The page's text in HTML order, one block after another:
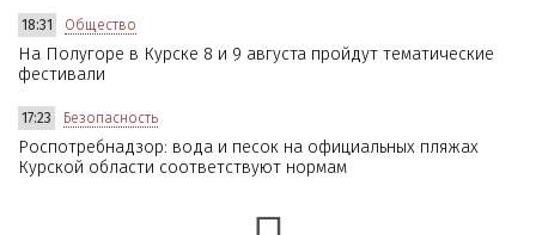
18:31 Общество
На Полугоре в Курске 8 и 9 августа пройдут тематические
фестивали
17:23 Безопасность
Роспотребнадзор: вода и песок на официальных пляжах
Курской области соответствуют нормам